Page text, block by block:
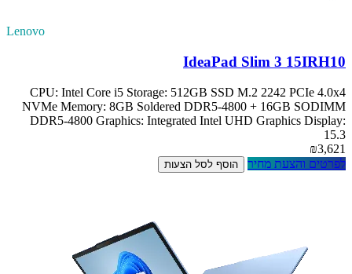
Lenovo
IdeaPad Slim 3 15IRH10
CPU: Intel Core i5 Storage: 512GB SSD M.2 2242 PCIe 4.0x4
NVMe Memory: 8GB Soldered DDR5-4800 + 16GB SODIMM
DDR5-4800 Graphics: Integrated Intel UHD Graphics Display:
15.3
₪3,621
לפרטים והצעת מחיר
הוסף לסל הצעות